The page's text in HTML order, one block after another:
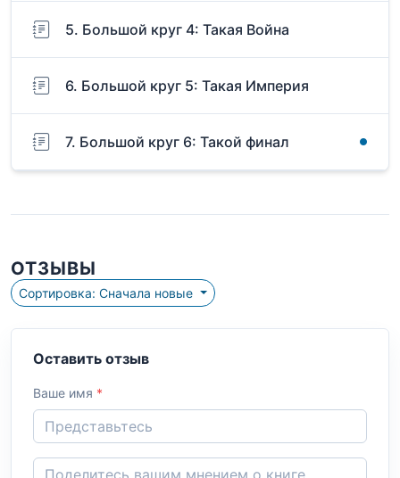
5. Большой круг 4: Такая Война
6. Большой круг 5: Такая Империя
7. Большой круг 6: Такой финал
ОТЗЫВЫ
Сортировка: Сначала новые
Оставить отзыв
Ваше имя *